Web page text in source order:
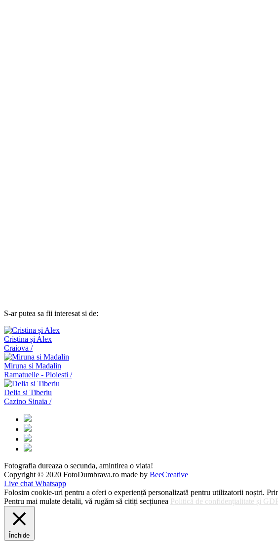
S-ar putea sa fii interesat si de:
Cristina și Alex
Craiova /
Miruna si Madalin
Ramatuelle - Ploiesti /
Delia si Tiberiu
Cazino Sinaia /
Fotografia dureaza o secunda, amintirea o viata!
Copyright © 2020 FotoDumbrava.ro made by BeeCreative
Live chat Whatsapp
Folosim cookie-uri pentru a oferi o experiență personalizată pentru utilizatorii noștri.
Pentru mai mulate detalii, vă rugăm să citiți secțiunea Politică de confidențialitate și
Închide